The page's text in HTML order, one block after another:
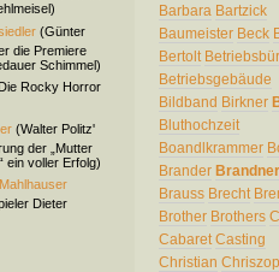
Barbara Bartzick
Baumeister Beck
Bertolt
Betriebsgebäude
Bildband Birkner
Bluthochzeit
Boandlkrammer
Brander Brandner
Brauss Brecht
Brother Brothers
Cabaret Casting
Christian
(Günter
die Premiere
Schimmel)
Rocky Horror
(Walter Politz'
der „Mutter
ein voller Erfolg)
Dieter